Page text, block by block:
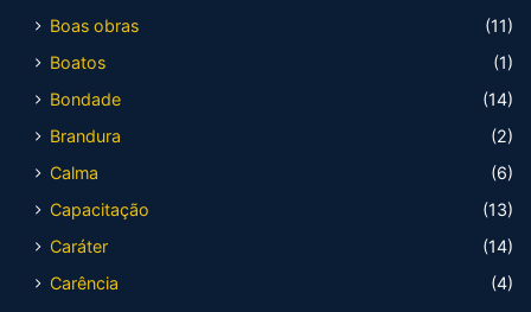
Boas obras
(11)
Boatos
(1)
Bondade
(14)
Brandura
(2)
Calma
(6)
Capacitação
(13)
Caráter
(14)
Carência
(4)